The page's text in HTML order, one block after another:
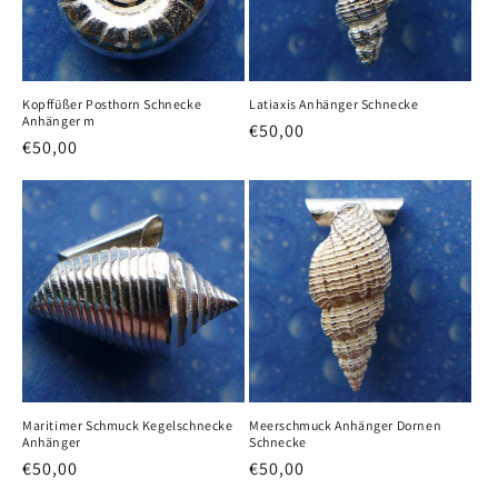
Kopffüßer Posthorn Schnecke
Anhänger m
Normaler
€50,00
Latiaxis Anhänger Schnecke
Normaler
€50,00
Maritimer Schmuck Kegelschnecke
Anhänger
Normaler
€50,00
Meerschmuck Anhänger Dornen
Schnecke
Normaler
€50,00